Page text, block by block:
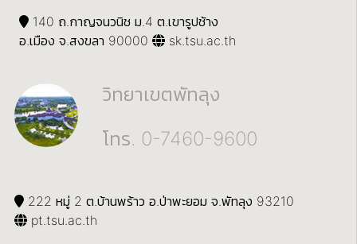
140 ถ.กาญจนวนิช ม.4 ต.เขารูปช้าง
อ.เมือง จ.สงขลา 90000
sk.tsu.ac.th
วิทยาเขตพัทลุง
โทร. 0-7460-9600
222 หมู่ 2 ต.บ้านพร้าว อ.ป่าพะยอม จ.พัทลุง 93210
pt.tsu.ac.th